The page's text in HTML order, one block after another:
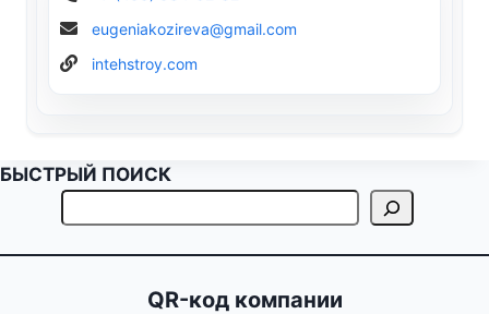
eugeniakozireva@gmail.com
intehstroy.com
БЫСТРЫЙ ПОИСК
QR-код компании